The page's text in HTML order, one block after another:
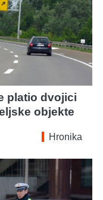
platio dvojici
objekte
Hronika